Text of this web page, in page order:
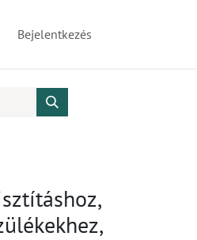
Bejelentkezés